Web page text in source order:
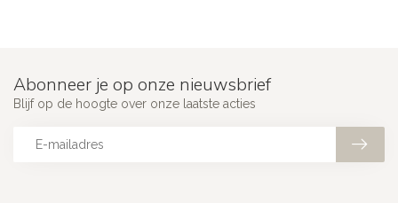
Abonneer je op onze nieuwsbrief
Blijf op de hoogte over onze laatste acties